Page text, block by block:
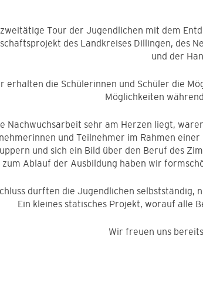
zweitätige Tour der Jugendlichen mit dem
des Landkreises Dillingen, des
und der
erhalten die Schülerinnen und Schüler die
Möglichkeiten
Nachwuchsarbeit sehr am Herzen liegt,
und Teilnehmer im Rahmen
und sich ein Bild über den Beruf des
zum Ablauf der Ausbildung haben wir
durften die Jugendlichen selbstständig,
Ein kleines statisches Projekt, worauf alle
Wir freuen uns